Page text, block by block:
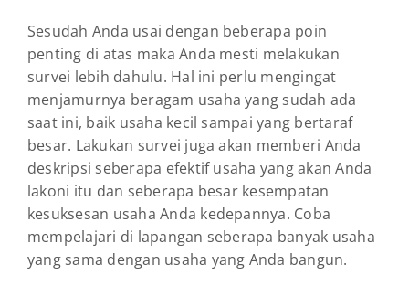
Sesudah Anda usai dengan beberapa poin
penting di atas maka Anda mesti melakukan
survei lebih dahulu. Hal ini perlu mengingat
menjamurnya beragam usaha yang sudah ada
saat ini, baik usaha kecil sampai yang bertaraf
besar. Lakukan survei juga akan memberi Anda
deskripsi seberapa efektif usaha yang akan Anda
lakoni itu dan seberapa besar kesempatan
kesuksesan usaha Anda kedepannya. Coba
mempelajari di lapangan seberapa banyak usaha
yang sama dengan usaha yang Anda bangun.